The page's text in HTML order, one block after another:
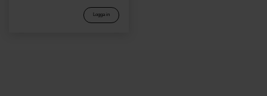
Logga in